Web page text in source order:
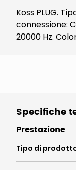
Koss PLUG.
connessione:
20000 Hz.
Specifiche
Prestazione
Tipo di